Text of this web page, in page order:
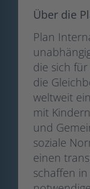
Über die
Plan
die sich
die
weltweit
mit
und
soziale
einen
schaffen